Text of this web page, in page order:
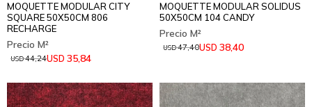
MOQUETTE MODULAR CITY
SQUARE 50X50CM 806
RECHARGE
USD 35,84
USD44,24
MOQUETTE MODULAR SOLIDUS
50X50CM 104 CANDY
USD 38,40
USD47,40